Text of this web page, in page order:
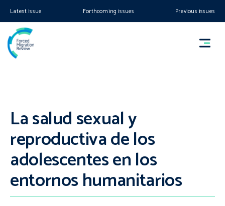
Latest issue Forthcoming issues Previous issues
La salud sexual y
reproductiva de los
adolescentes en los
entornos humanitarios